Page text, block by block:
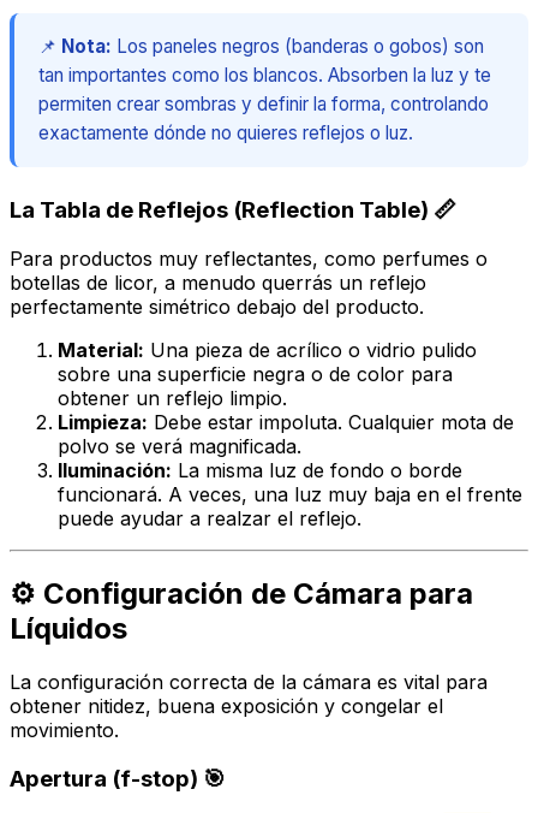
📌 Nota: Los paneles negros (banderas o gobos) son
tan importantes como los blancos. Absorben la luz y te
permiten crear sombras y definir la forma, controlando
exactamente dónde no quieres reflejos o luz.
La Tabla de Reflejos (Reflection Table) 📏
Para productos muy reflectantes, como perfumes o
botellas de licor, a menudo querrás un reflejo
perfectamente simétrico debajo del producto.
Material: Una pieza de acrílico o vidrio pulido
sobre una superficie negra o de color para
obtener un reflejo limpio.
Limpieza: Debe estar impoluta. Cualquier mota de
polvo se verá magnificada.
Iluminación: La misma luz de fondo o borde
funcionará. A veces, una luz muy baja en el frente
puede ayudar a realzar el reflejo.
⚙️ Configuración de Cámara para
Líquidos
La configuración correcta de la cámara es vital para
obtener nitidez, buena exposición y congelar el
movimiento.
Apertura (f-stop) 🎯